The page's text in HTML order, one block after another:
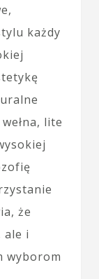
każdy
lite
że
ale i
wyborom